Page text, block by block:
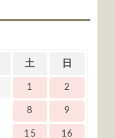
土 日
1 2
8 9
15 16